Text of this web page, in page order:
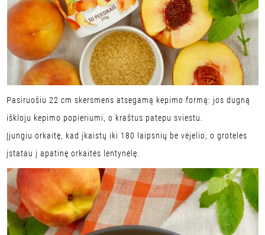
Pasiruošiu 22 cm skersmens atsegamą kepimo formą: jos dugną
iškloju kepimo popieriumi, o kraštus patepu sviestu.
Įjungiu orkaitę, kad įkaistų iki 180 laipsnių be vėjelio, o groteles
įstatau į apatinę orkaitės lentynėlę.